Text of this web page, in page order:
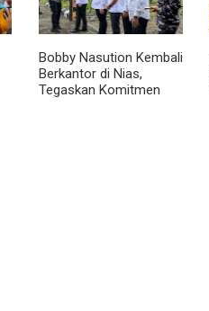
Bobby Nasution Kembali
Berkantor di Nias,
Tegaskan Komitmen